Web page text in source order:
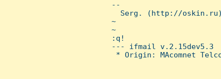
--
Serg. (http://
~
~
:q!
--- ifmail v.2.15dev5.3
* Origin: MAcomnet